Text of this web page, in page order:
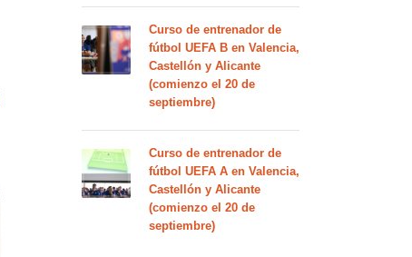
Curso de entrenador de
fútbol UEFA B en Valencia,
Castellón y Alicante
(comienzo el 20 de
septiembre)
Curso de entrenador de
fútbol UEFA A en Valencia,
Castellón y Alicante
(comienzo el 20 de
septiembre)